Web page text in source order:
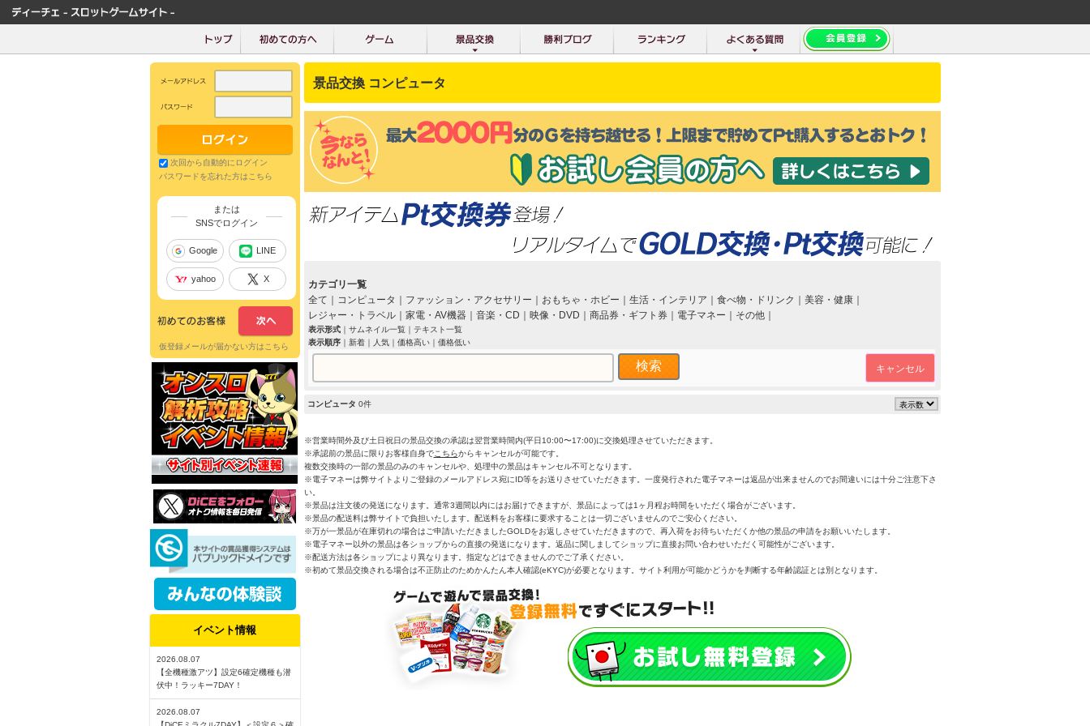
景品交換 コンピュータ
カテゴリ一覧
全て
コンピュータ ファッション・アクセサリー おもちゃ・ホビー 生活・インテリア 食べ物・ドリンク 美容・健康｜
レジャー・トラベル｜ 家電・AV機器｜ 音楽・CD 映像・DVD 商品券・ギフト券｜ 電子マネー その他｜
表示形式｜ サムネイル一覧｜ テキスト一覧
表示順序｜ 新着｜ 人気｜ 価格高い｜ 価格低い
キャンセル
コンピュータ 0件
※営業時間外及び土日祝日の景品交換の承認は翌営業時間内(平日10:00〜17:00)に交換処理させていただきます。
※承認前の景品に限りお客様自身でこちらからキャンセルが可能です。
複数交換時の一部の景品のみのキャンセルや、処理中の景品はキャンセル不可となります。
※電子マネーは弊サイトよりご登録のメールアドレス宛にID等をお送りさせていただきます。一度発行された電子マネーは返品が出来ませんのでお間違いには十分ご注意下さ
い。
※景品は注文後の発送になります。通常3週間以内にはお届けできますが、景品によっては1ヶ月程お時間をいただく場合がございます。
※景品の配送料は弊サイトで負担いたします。配送料をお客様に要求することは一切ございませんのでご安心ください。
※万が一景品が在庫切れの場合はご申請いただきましたGOLDをお返しさせていただきますので、再入荷をお待ちいただくか他の景品の申請をお願いいたします。
※電子マネー以外の景品は各ショップからの直接の発送になります。返品に関しましてショップに直接お問い合わせいただく可能性がございます。
※配送方法は各ショップにより異なります。指定などはできませんのでご了承ください。
※初めて景品交換される場合は不正防止のためかんたん本人確認(eKYC)が必要となります。サイト利用が可能かどうかを判断する年齢認証とは別となります。
次回から自動的にログイン
パスワードを忘れた方はこちら
または
SNSでログイン
Google LINE
yahoo X
仮登録メールが届かない方はこちら
イベント情報
2026.08.07
【全機種激アツ】設定6確定機種も潜
伏中！ラッキー7DAY！
2026.08.07